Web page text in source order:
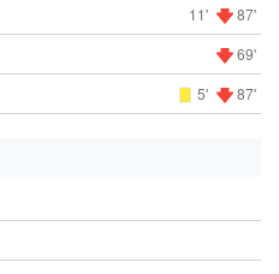
11' 87'
69'
5' 87'